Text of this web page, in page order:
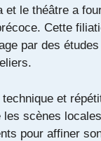
et le théâtre a
Cette
par des
et
scènes
pour affiner